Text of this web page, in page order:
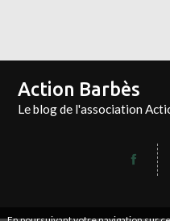
Action Barbès
Le blog de l'association